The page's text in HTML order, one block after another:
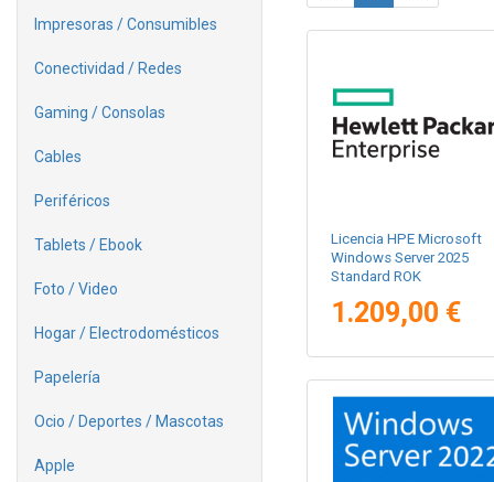
Impresoras / Consumibles
Conectividad / Redes
Gaming / Consolas
Cables
Periféricos
Tablets / Ebook
Foto / Video
Hogar / Electrodomésticos
Papelería
Ocio / Deportes / Mascotas
Apple
Licencia HPE Microsoft
Windows Server 2025
Standard ROK
1.209,00 €